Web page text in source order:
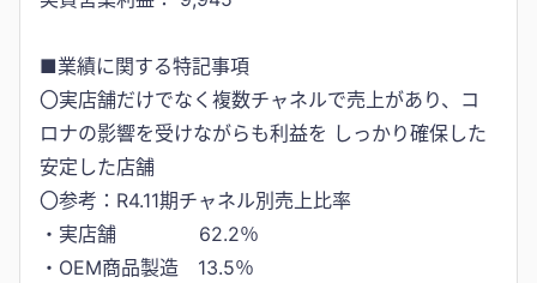
■業績に関する特記事項
〇実店舗だけでなく複数チャネルで売上があり、コ
ロナの影響を受けながらも利益を しっかり確保した
安定した店舗
〇参考：R4.11期チャネル別売上比率
・実店舗 62.2％
・OEM商品製造 13.5％